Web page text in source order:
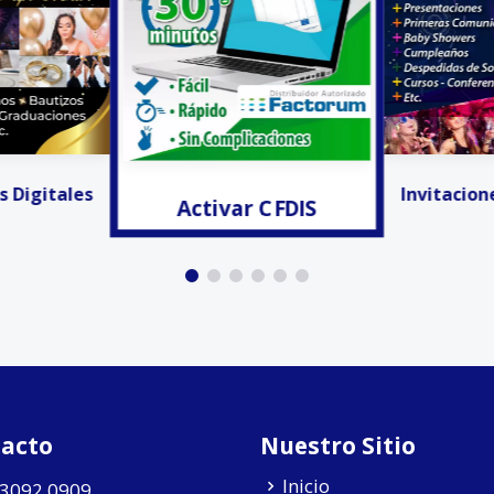
Invitaciones Digitales
Nuestro Sitio
Inicio